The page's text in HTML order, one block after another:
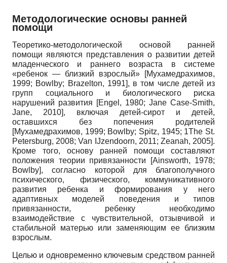
Методологические основы ранней
помощи
Теоретико-методологической основой ранней
помощи являются представления о развитии детей
младенческого и раннего возраста в системе
«ребенок — близкий взрослый»
[Мухамедрахимов,
1999; Bowlby; Brazelton, 1991], в том числе детей из
групп социального и биологического риска
нарушений развития [Engel, 1980; Jane Case-Smith,
Jane, 2010], включая детей-сирот и детей,
оставшихся без попечения родителей
[Мухамедрахимов, 1999; Bowlby; Spitz, 1945; 1The St.
Petersburg, 2008;Van IJzendoorn, 2011; Zeanah, 2005].
Кроме того, основу ранней помощи составляют
положения теории привязанности
[Ainsworth, 1978;
Bowlby], согласно которой для благополучного
психического, физического, коммуникативного
развития ребенка и формирования у него
адаптивных моделей поведения и типов
привязанности, ребенку необходимо
взаимодействие с чувствительной, отзывчивой и
стабильной матерью или заменяющим ее близким
взрослым.
Целью и одновременно ключевым средством ранней